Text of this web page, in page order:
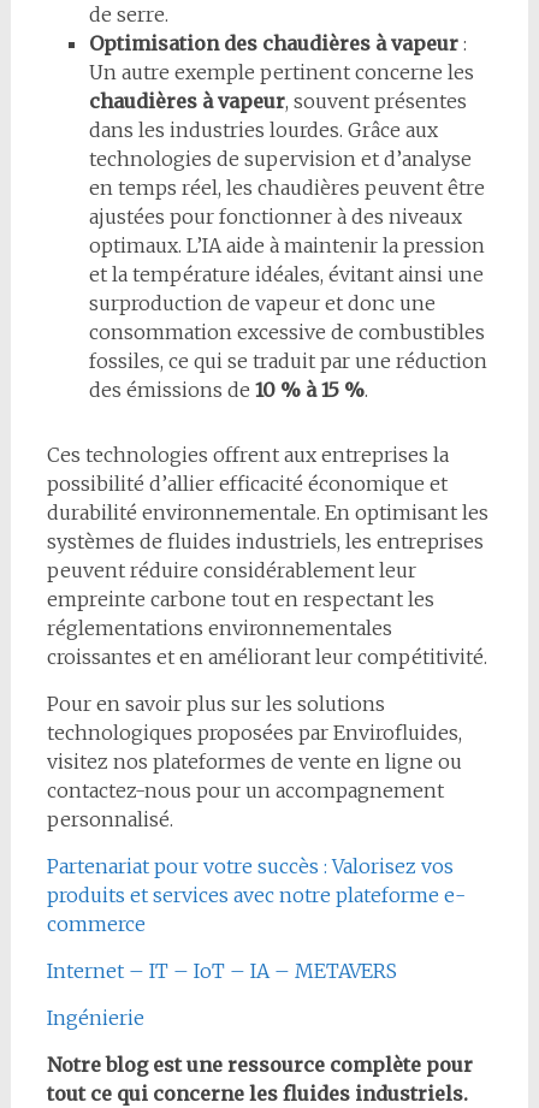
de serre.
Optimisation des chaudières à vapeur:
Un autre exemple pertinent concerne les
chaudières à vapeur, souvent présentes
dans les industries lourdes. Grâce aux
technologies de supervision et d’analyse
en temps réel, les chaudières peuvent être
ajustées pour fonctionner à des niveaux
optimaux. L’IA aide à maintenir la pression
et la température idéales, évitant ainsi une
surproduction de vapeur et donc une
consommation excessive de combustibles
fossiles, ce qui se traduit par une réduction
des émissions de 10 % à 15 %.
Ces technologies offrent aux entreprises la
possibilité d’allier efficacité économique et
durabilité environnementale. En optimisant les
systèmes de fluides industriels, les entreprises
peuvent réduire considérablement leur
empreinte carbone tout en respectant les
réglementations environnementales
croissantes et en améliorant leur compétitivité.
Pour en savoir plus sur les solutions
technologiques proposées par Envirofluides,
visitez nos plateformes de vente en ligne ou
contactez-nous pour un accompagnement
personnalisé.
Partenariat pour votre succès : Valorisez vos
produits et services avec notre plateforme e-
commerce
Internet – IT – IoT – IA – METAVERS
Ingénierie
Notre blog est une ressource complète pour
tout ce qui concerne les fluides industriels.